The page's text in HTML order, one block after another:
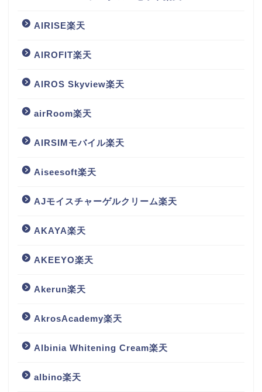
AIRISE楽天
AIROFIT楽天
AIROS Skyview楽天
airRoom楽天
AIRSIMモバイル楽天
Aiseesoft楽天
AJモイスチャーゲルクリーム楽天
AKAYA楽天
AKEEYO楽天
Akerun楽天
AkrosAcademy楽天
Albinia Whitening Cream楽天
albino楽天